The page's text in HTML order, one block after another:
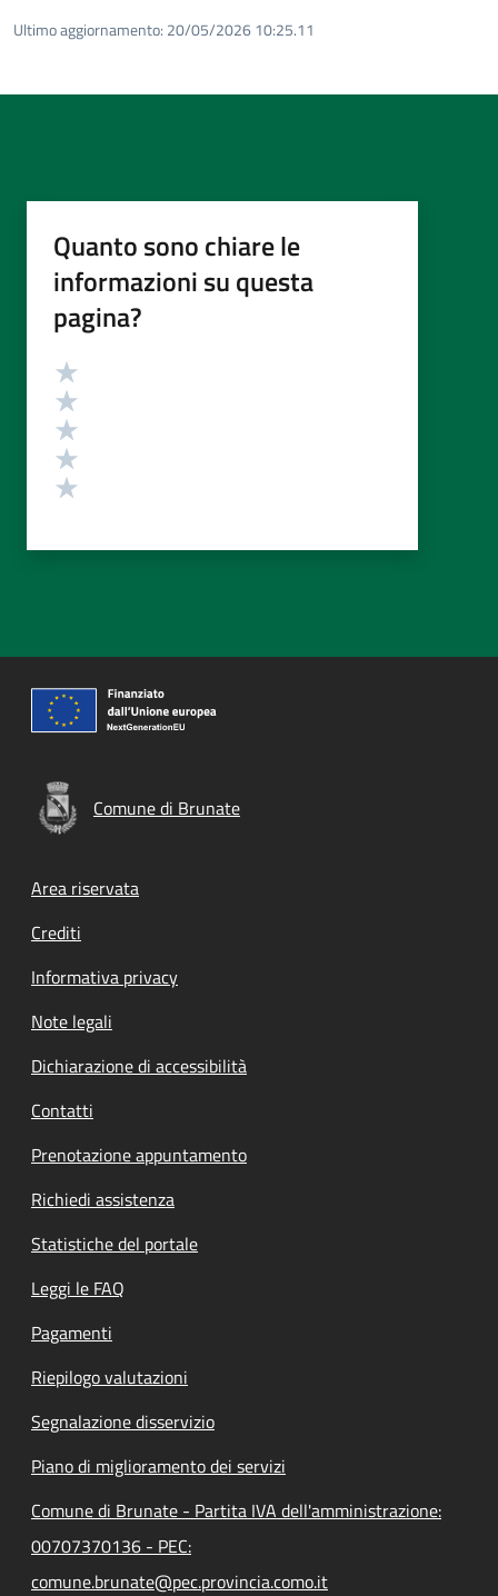
Ultimo aggiornamento: 20/05/2026 10:25.11
Quanto sono chiare le
informazioni su questa
pagina?
Valutazione
Comune di Brunate
Footer menu
Area riservata
Crediti
Informativa privacy
Note legali
Dichiarazione di accessibilità
Contatti
Prenotazione appuntamento
Richiedi assistenza
Statistiche del portale
Leggi le FAQ
Pagamenti
Riepilogo valutazioni
Segnalazione disservizio
Piano di miglioramento dei servizi
Comune di Brunate - Partita IVA dell'amministrazione:
00707370136 - PEC:
comune.brunate@pec.provincia.como.it